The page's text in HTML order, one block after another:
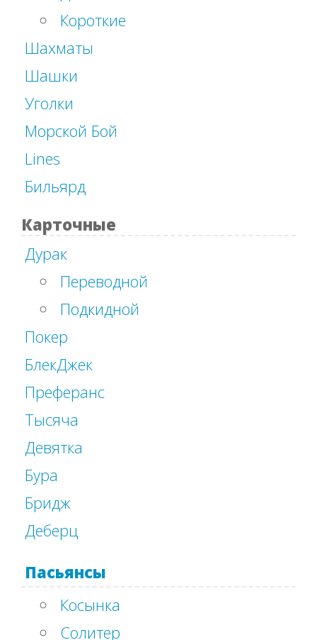
Короткие
Шахматы
Шашки
Уголки
Морской Бой
Lines
Бильярд
Карточные
Дурак
Переводной
Подкидной
Покер
БлекДжек
Преферанс
Тысяча
Девятка
Бура
Бридж
Деберц
Пасьянсы
Косынка
Солитер